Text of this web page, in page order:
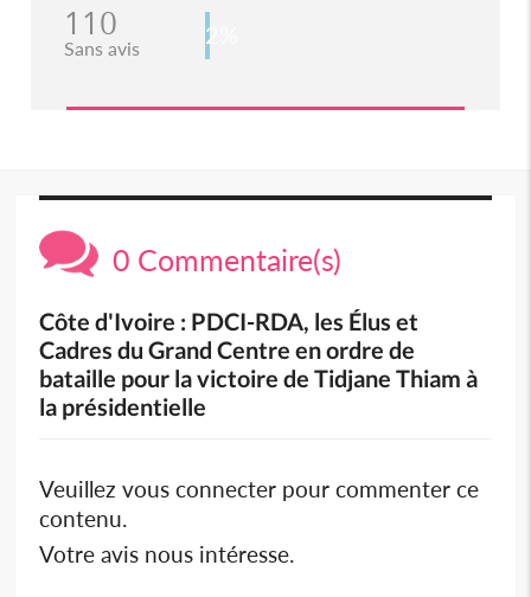
110
Sans avis 2%
0 Commentaire(s)
Côte d'Ivoire : PDCI-RDA, les Élus et
Cadres du Grand Centre en ordre de
bataille pour la victoire de Tidjane Thiam à
la présidentielle
Veuillez vous connecter pour commenter ce
contenu.
Votre avis nous intéresse.